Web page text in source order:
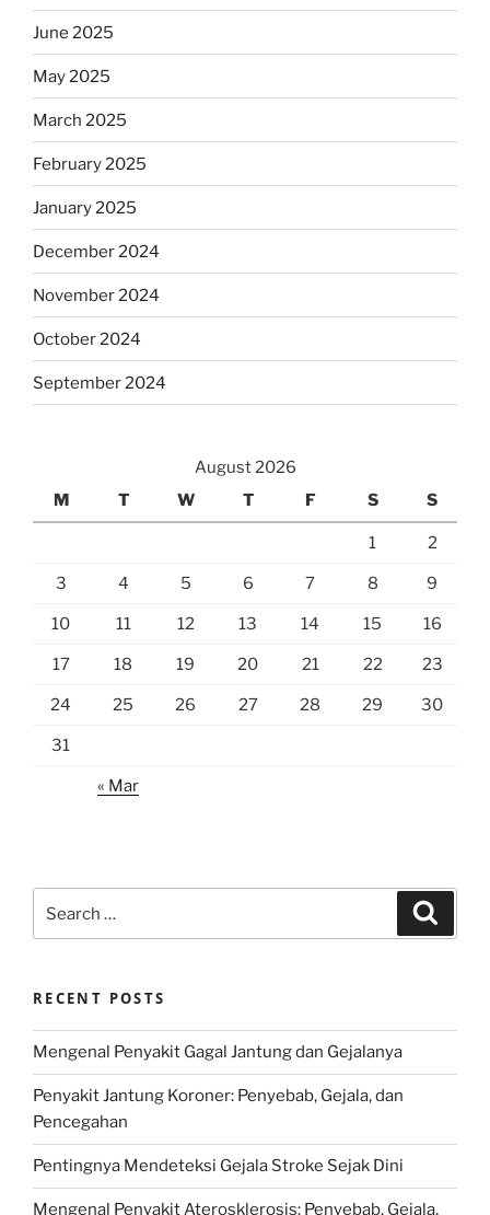
June 2025
May 2025
March 2025
February 2025
January 2025
December 2024
November 2024
October 2024
September 2024
August 2026
M
T W T F S S
1 2
3 4 5 6 7 8 9
10 11 12 13 14 15 16
17 18 19 20 21 22 23
24 25 26 27 28 29 30
31
« Mar
for:
RECENT POSTS
Mengenal Penyakit Gagal Jantung dan Gejalanya
Penyakit Jantung Koroner: Penyebab, Gejala, dan
Pencegahan
Pentingnya Mendeteksi Gejala Stroke Sejak Dini
Mengenal Penyakit Aterosklerosis: Penyebab, Gejala,